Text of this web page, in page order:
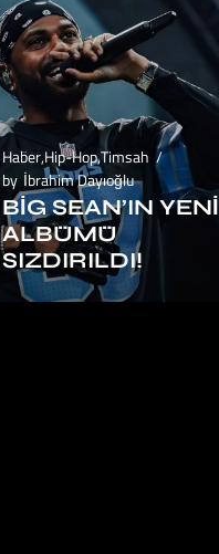
Haber,Hip-Hop,Timsah
by İbrahim Dayıoğlu
BIG SEAN’IN YENI
ALBÜMÜ
SIZDIRILDI!